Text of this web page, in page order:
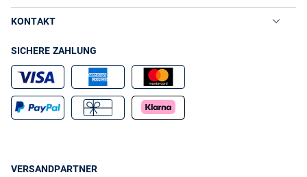
KONTAKT
SICHERE ZAHLUNG
VERSANDPARTNER